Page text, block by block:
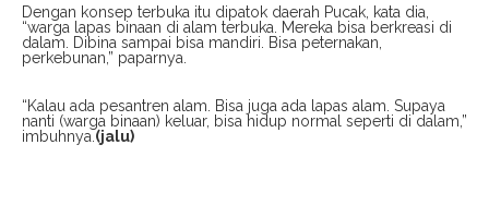
Dengan konsep terbuka itu dipatok daerah Pucak, kata dia,
“warga lapas binaan di alam terbuka. Mereka bisa berkreasi di
dalam. Dibina sampai bisa mandiri. Bisa peternakan,
perkebunan,” paparnya.
“Kalau ada pesantren alam. Bisa juga ada lapas alam. Supaya
nanti (warga binaan) keluar, bisa hidup normal seperti di dalam,”
imbuhnya.(jalu)